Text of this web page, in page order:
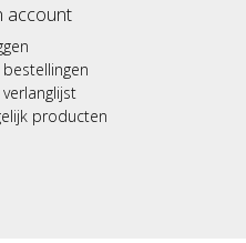
account
bestellingen
producten